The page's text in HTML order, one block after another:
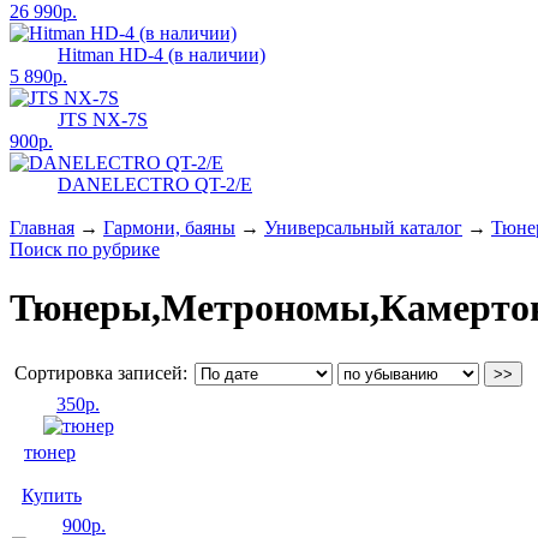
26 990р.
Hitman HD-4 (в наличии)
5 890р.
JTS NX-7S
900р.
DANELECTRO QT-2/E
Главная → Гармони, баяны → Универсальный каталог →
Поиск по рубрике
Сортировка записей:
350р.
тюнер
Купить
900р.